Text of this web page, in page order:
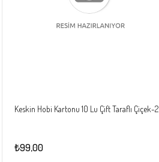
Keskin Hobi Kartonu 10 Lu Çift Taraflı Çiçek-2
₺99,00